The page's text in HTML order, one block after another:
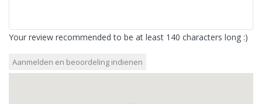
Your review recommended to be at least 140 characters long :)